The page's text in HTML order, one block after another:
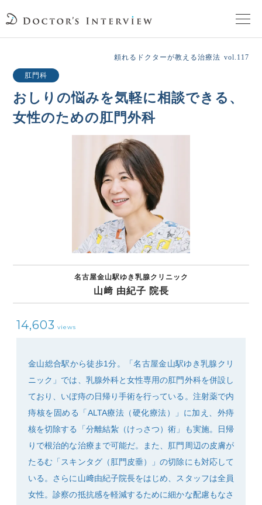
頼れるドクターが教える治療法
街の頼れるドクターたち
頼れるドクターが教える治療法 vol.117
肛門科
おしりの悩みを気軽に相談できる、
女性のための肛門外科
名古屋金山駅ゆき乳腺クリニック
山﨑 由紀子 院長
14,603 views
金山総合駅から徒歩1分。「名古屋金山駅ゆき乳腺クリ
ニック」では、乳腺外科と女性専用の肛門外科を併設し
ており、いぼ痔の日帰り手術を行っている。注射薬で内
痔核を固める「ALTA療法（硬化療法）」に加え、外痔
核を切除する「分離結紮（けっさつ）術」も実施。日帰
りで根治的な治療まで可能だ。また、肛門周辺の皮膚が
たるむ「スキンタグ（肛門皮垂）」の切除にも対応して
いる。さらに山﨑由紀子院長をはじめ、スタッフは全員
女性。診察の抵抗感を軽減するために細かな配慮もなさ